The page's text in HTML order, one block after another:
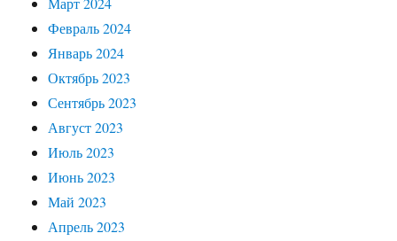
Февраль 2024
Январь 2024
Октябрь 2023
Сентябрь 2023
Август 2023
Июль 2023
Июнь 2023
Май 2023
Апрель 2023